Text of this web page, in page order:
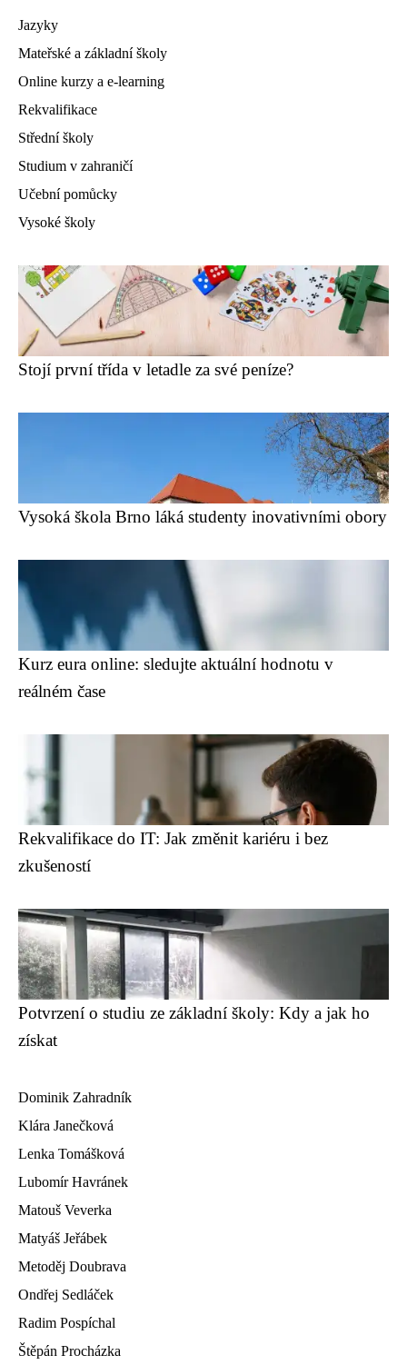
Jazyky
Mateřské a základní školy
Online kurzy a e-learning
Rekvalifikace
Střední školy
Studium v zahraničí
Učební pomůcky
Vysoké školy
Stojí první třída v letadle za své peníze?
Vysoká škola Brno láká studenty inovativními obory
Kurz eura online: sledujte aktuální hodnotu v
reálném čase
Rekvalifikace do IT: Jak změnit kariéru i bez
zkušeností
Potvrzení o studiu ze základní školy: Kdy a jak ho
získat
Dominik Zahradník
Klára Janečková
Lenka Tomášková
Lubomír Havránek
Matouš Veverka
Matyáš Jeřábek
Metoděj Doubrava
Ondřej Sedláček
Radim Pospíchal
Štěpán Procházka